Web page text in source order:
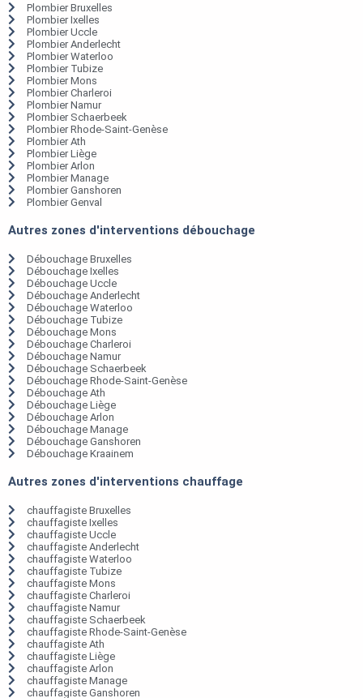
Plombier Bruxelles
Plombier Ixelles
Plombier Uccle
Plombier Anderlecht
Plombier Waterloo
Plombier Tubize
Plombier Mons
Plombier Charleroi
Plombier Namur
Plombier Schaerbeek
Plombier Rhode-Saint-Genèse
Plombier Ath
Plombier Liège
Plombier Arlon
Plombier Manage
Plombier Ganshoren
Plombier Genval
Autres zones d'interventions débouchage
Débouchage Bruxelles
Débouchage Ixelles
Débouchage Uccle
Débouchage Anderlecht
Débouchage Waterloo
Débouchage Tubize
Débouchage Mons
Débouchage Charleroi
Débouchage Namur
Débouchage Schaerbeek
Débouchage Rhode-Saint-Genèse
Débouchage Ath
Débouchage Liège
Débouchage Arlon
Débouchage Manage
Débouchage Ganshoren
Débouchage Kraainem
Autres zones d'interventions chauffage
chauffagiste Bruxelles
chauffagiste Ixelles
chauffagiste Uccle
chauffagiste Anderlecht
chauffagiste Waterloo
chauffagiste Tubize
chauffagiste Mons
chauffagiste Charleroi
chauffagiste Namur
chauffagiste Schaerbeek
chauffagiste Rhode-Saint-Genèse
chauffagiste Ath
chauffagiste Liège
chauffagiste Arlon
chauffagiste Manage
chauffagiste Ganshoren